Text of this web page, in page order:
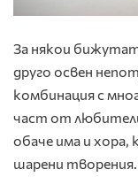
За някои
друго освен
комбинация с
част от
обаче има и
шарени